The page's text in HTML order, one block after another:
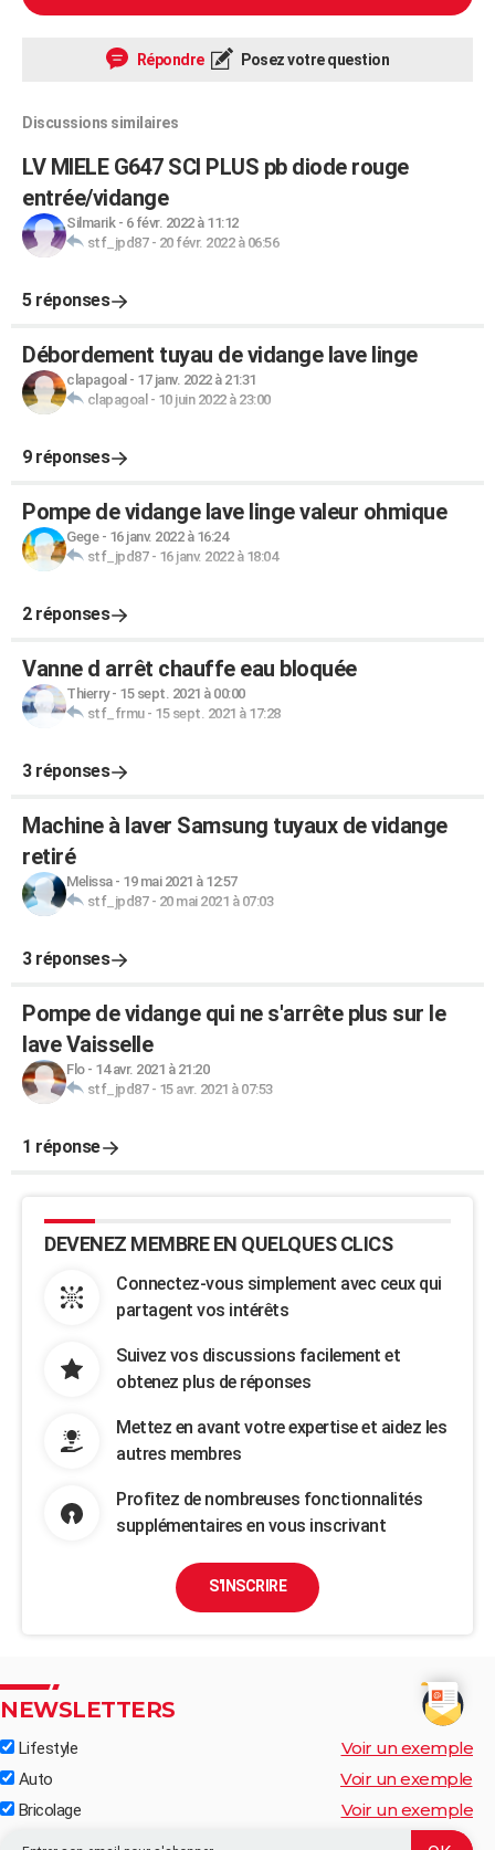
Répondre Posez votre question
Discussions similaires
LV MIELE G647 SCI PLUS pb diode rouge
entrée/vidange
Silmarik- 6 févr. 2022 à 11:12
stf_jpd87- 20 févr. 2022 à 06:56
5 réponses
Débordement tuyau de vidange lave linge
clapagoal - 17 janv. 2022 à 21:31
clapagoal - 10 juin 2022 à 23:00
9 réponses
Pompe de vidange lave linge valeur ohmique
Gege- 16 janv. 2022 à 16:24
stf_jpd87- 16 janv. 2022 à 18:04
2 réponses
Vanne d arrêt chauffe eau bloquée
Thierry- 15 sept. 2021 à 00:00
stf_frmu- 15 sept. 2021 à 17:28
3 réponses
Machine à laver Samsung tuyaux de vidange
retiré
Melissa- 19 mai 2021 à 12:57
stf_jpd87- 20 mai 2021 à 07:03
3 réponses
Pompe de vidange qui ne s'arrête plus sur le
lave Vaisselle
Flo- 14 avr. 2021 à 21:20
stf_jpd87- 15 avr. 2021 à 07:53
1 réponse
DEVENEZ MEMBRE EN QUELQUES CLICS
Connectez-vous simplement avec ceux qui
partagent vos intérêts
Suivez vos discussions facilement et
obtenez plus de réponses
Mettez en avant votre expertise et aidez les
autres membres
Profitez de nombreuses fonctionnalités
supplémentaires en vous inscrivant
S'INSCRIRE
NEWSLETTERS
Lifestyle Voir un exemple
Auto Voir un exemple
Bricolage Voir un exemple